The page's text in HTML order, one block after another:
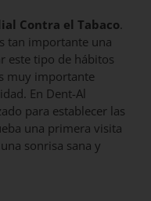
Contra el Tabaco.
tan importante una
este tipo de hábitos
muy importante
En Dent-Al
para establecer las
una primera visita
sonrisa sana y